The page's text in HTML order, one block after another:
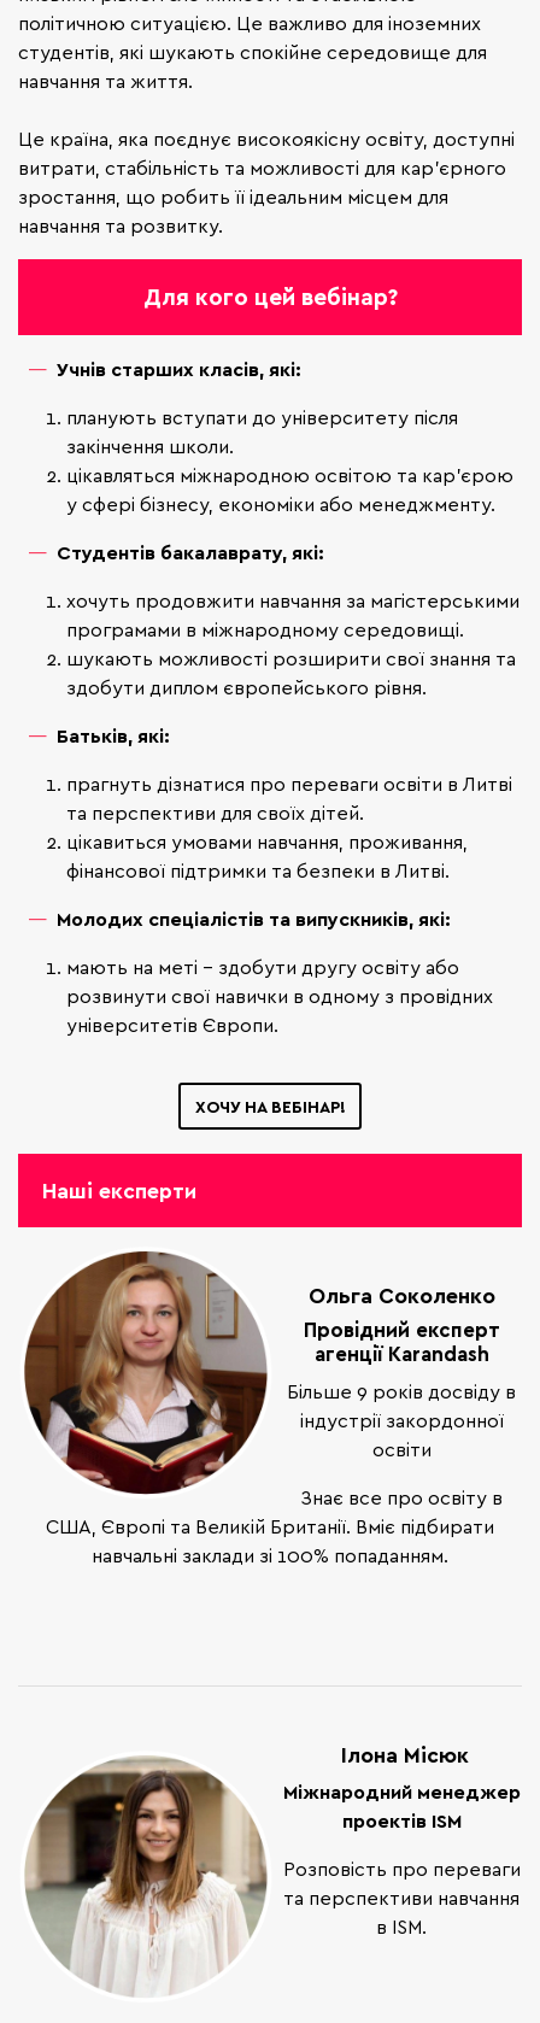
політичною ситуацією. Це важливо для іноземних
студентів, які шукають спокійне середовище для
навчання та життя.
Це країна, яка поєднує високоякісну освіту, доступні
витрати, стабільність та можливості для кар’єрного
зростання, що робить її ідеальним місцем для
навчання та розвитку.
Для кого цей вебінар?
Учнів старших класів, які:
планують вступати до університету після
закінчення школи.
цікавляться міжнародною освітою та кар’єрою
у сфері бізнесу, економіки або менеджменту.
Студентів бакалаврату, які:
хочуть продовжити навчання за магістерськими
програмами в міжнародному середовищі.
шукають можливості розширити свої знання та
здобути диплом європейського рівня.
Батьків, які:
прагнуть дізнатися про переваги освіти в Литві
та перспективи для своїх дітей.
цікавиться умовами навчання, проживання,
фінансової підтримки та безпеки в Литві.
Молодих спеціалістів та випускників, які:
мають на меті - здобути другу освіту або
розвинути свої навички в одному з провідних
університетів Європи.
ХОЧУ НА ВЕБІНАР!
Наші експерти
Ольга Соколенко
Провідний експерт
агенції Karandash
Більше 9 років досвіду в
індустрії закордонної
освіти
Знає все про освіту в
США, Європі та Великій Британії. Вміє підбирати
навчальні заклади зі 100% попаданням.
Ілона Місюк
Міжнародний менеджер
проектів ISM
Розповість про переваги
та перспективи навчання
в ISM.